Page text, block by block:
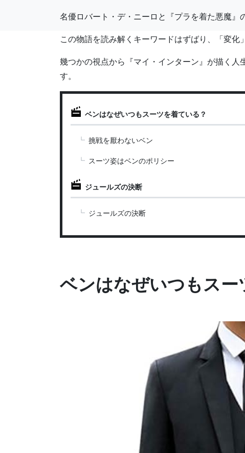
名優ロバート・デ・ニーロと『プラを着た悪魔』
この物語を読み解くキーワードはずばり、「変化
幾つかの視点から『マイ・インターン』が描く
す。
ベンはなぜいつもスーツを着ている？
挑戦を厭わないベン
スーツ姿はベンのポリシー
ジュールズの決断
ジュールズの決断
ベンはなぜいつもスー